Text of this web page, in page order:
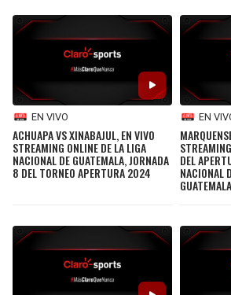
EN VIVO
ACHUAPA VS XINABAJUL, EN VIVO
STREAMING ONLINE DE LA LIGA
NACIONAL DE GUATEMALA, JORNADA
8 DEL TORNEO APERTURA 2024
EN
DEL
NACIONAL
GUATEMALA